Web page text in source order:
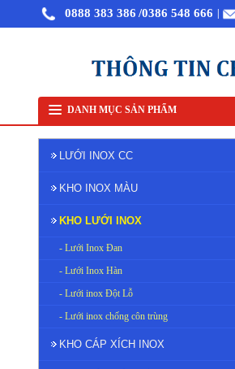
0888 383 386 /0386 548 666
DANH MỤC SẢN PHẨMBán lưới inox tại Hà Nội
LƯỚI INOX CC
KHO INOX MÀU
KHO LƯỚI INOX
- Lưới Inox Đan
- Lưới Inox Hàn
- Lưới inox Đột Lỗ
- Lưới inox chống côn trùng
KHO CÁP XÍCH INOX